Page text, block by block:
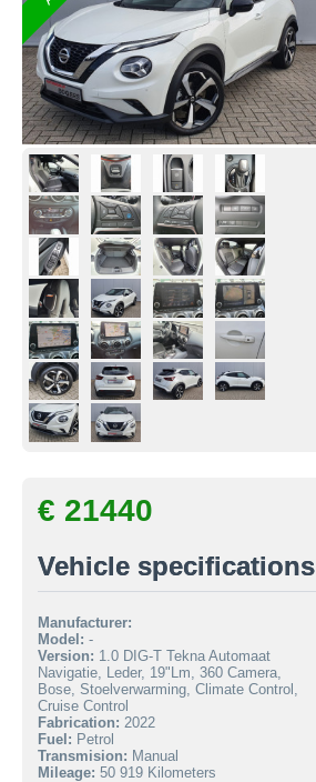
€ 21440
Vehicle specifications
Manufacturer:
Model: -
Version: 1.0 DIG-T Tekna Automaat
Navigatie, Leder, 19"Lm, 360 Camera,
Bose, Stoelverwarming, Climate Control,
Cruise Control
Fabrication: 2022
Fuel: Petrol
Transmision: Manual
Mileage: 50 919 Kilometers